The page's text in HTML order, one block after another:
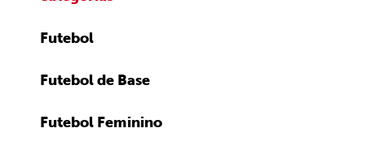
Futebol
Futebol de Base
Futebol Feminino